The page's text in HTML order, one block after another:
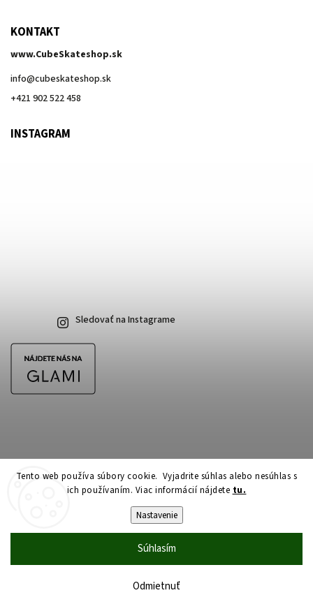
Tento web používa súbory cookie. Vyjadrite súhlas alebo nesúhlas s
ich používaním. Viac informácií nájdete tu.
Nastavenie
Odmietnuť
Súhlasím
KONTAKT
www.CubeSkateshop.sk
info@cubeskateshop.sk
+421 902 522 458
INSTAGRAM
Sledovať na Instagrame
Copyright 2026CubeSkateshop.sk. Všetky práva vyhradené.
Upraviť nastavenie cookies
Shoptet| Design